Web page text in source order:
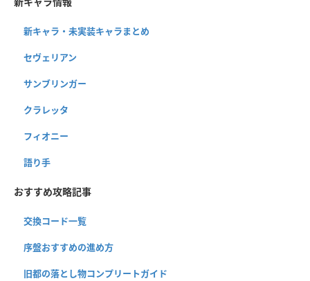
新キャラ・未実装キャラまとめ
セヴェリアン
サンブリンガー
クラレッタ
フィオニー
語り手
おすすめ攻略記事
交換コード一覧
序盤おすすめの進め方
旧都の落とし物コンプリートガイド